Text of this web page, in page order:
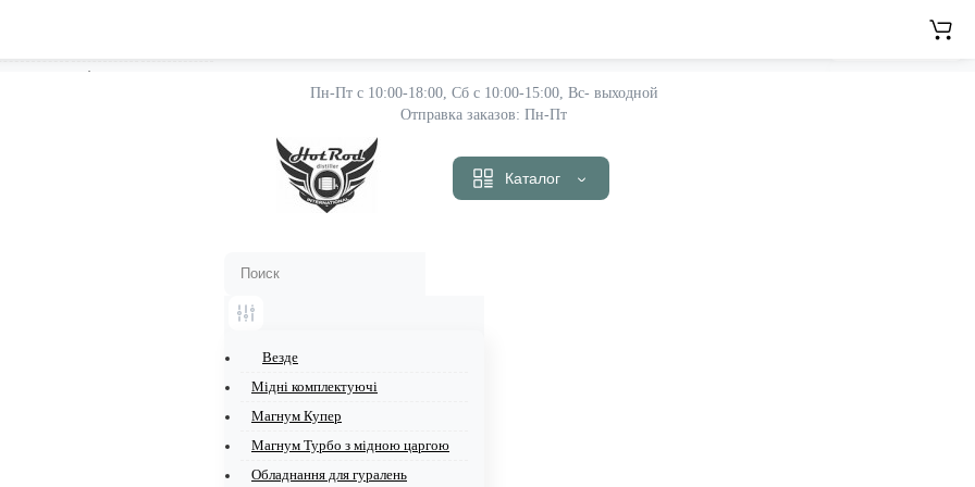
Личный кабинет
Каталог
Пн-Пт с 10:00-18:00,
Отправка заказов: Пн-Пт
Везде
Мідні комплектуючі
Магнум Купер
Магнум Турбо з мідною царгою
Обладнання для гуралень